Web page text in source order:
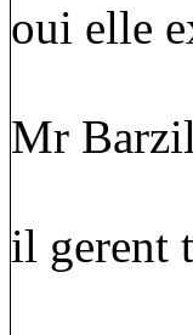
oui elle
Mr
il gerent